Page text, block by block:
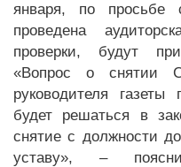
января, по просьбе
проведена
проверки, будут
«Вопрос о снятии
руководителя
будет решаться в
снятие с должности
уставу», –